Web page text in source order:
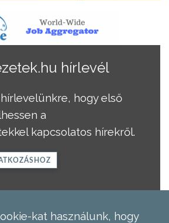
hírlevél
hogy első
a
kapcsolatos hírekről.
kat használunk, hogy